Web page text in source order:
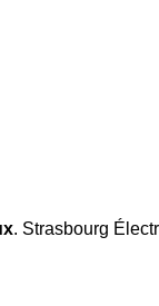
. Strasbourg